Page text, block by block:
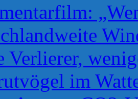
Verlierer,
im